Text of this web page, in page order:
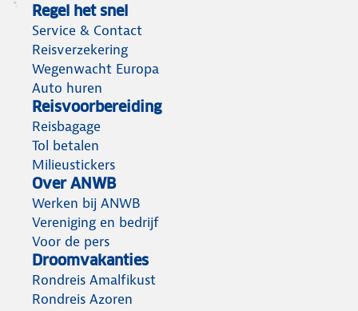
Regel het snel
Service & Contact
Reisverzekering
Wegenwacht Europa
Auto huren
Reisvoorbereiding
Reisbagage
Tol betalen
Milieustickers
Over ANWB
Werken bij ANWB
Vereniging en bedrijf
Voor de pers
Droomvakanties
Rondreis Amalfikust
Rondreis Azoren